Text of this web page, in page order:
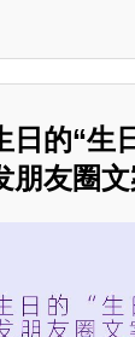
日的“生
朋友圈文